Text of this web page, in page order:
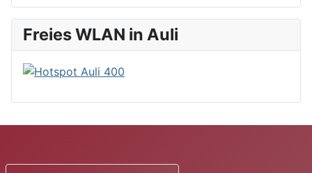
Freies WLAN in Auli